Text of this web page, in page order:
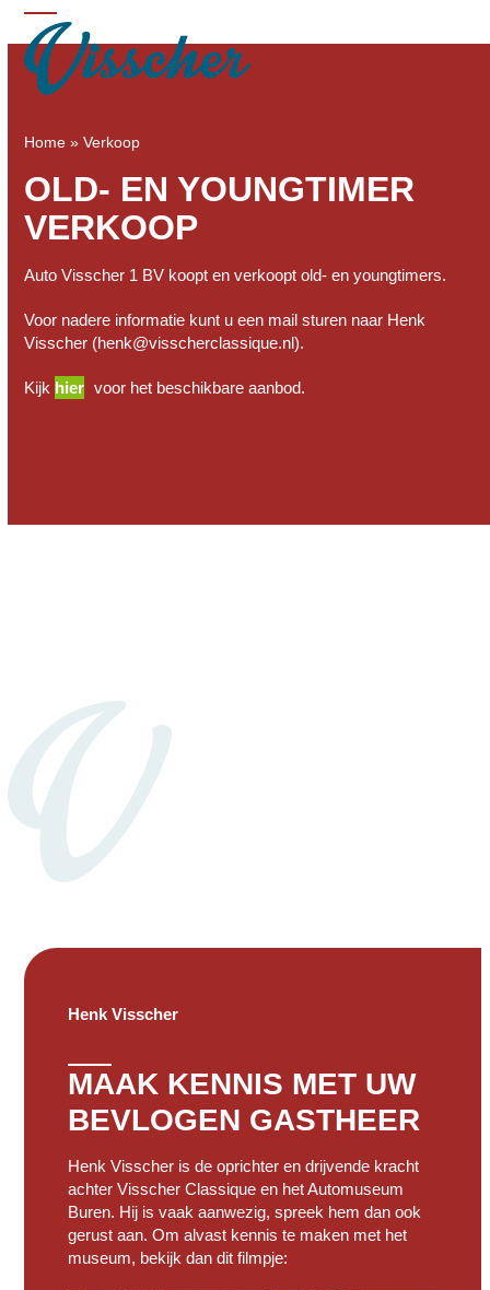
Skip
content
Open
mobile
menu
Close
mobile
menu
Home »Verkoop
OLD- EN YOUNGTIMER
VERKOOP
Auto Visscher 1 BV koopt en verkoopt old- en youngtimers.
Voor nadere informatie kunt u een mail sturen naar Henk
Visscher (henk@visscherclassique.nl).
Kijk hier voor het beschikbare aanbod.
Henk Visscher
MAAK KENNIS MET UW
BEVLOGEN GASTHEER
Henk Visscher is de oprichter en drijvende kracht
achter Visscher Classique en het Automuseum
Buren. Hij is vaak aanwezig, spreek hem dan ook
gerust aan. Om alvast kennis te maken met het
museum, bekijk dan dit filmpje: